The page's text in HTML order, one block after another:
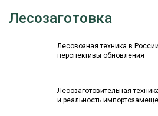
Лесозаготовка
Лесовозная техника в
перспективы обновления
Лесозаготовительная
и реальность